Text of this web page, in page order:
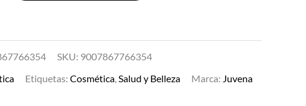
SKU: 9007867766354
Etiquetas: Cosmética,Salud y Belleza Marca: Juvena